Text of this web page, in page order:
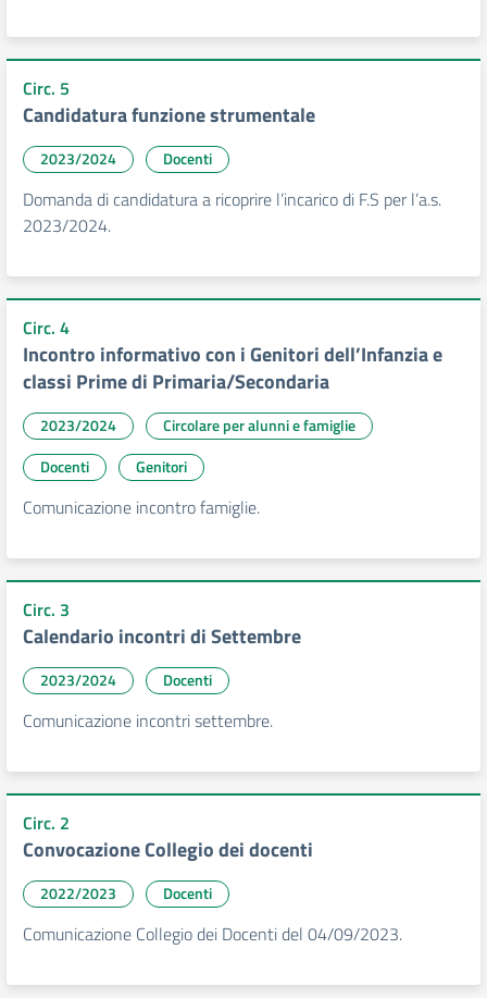
Circ. 5
Candidatura funzione strumentale
2023/2024 Docenti
Domanda di candidatura a ricoprire l’incarico di F.S per l’a.s.
2023/2024.
Circ. 4
Incontro informativo con i Genitori dell’Infanzia e
classi Prime di Primaria/Secondaria
2023/2024
Circolare per alunni e famiglie
Docenti
Genitori
Comunicazione incontro famiglie.
Circ. 3
Calendario incontri di Settembre
2023/2024 Docenti
Comunicazione incontri settembre.
Circ. 2
Convocazione Collegio dei docenti
2022/2023 Docenti
Comunicazione Collegio dei Docenti del 04/09/2023.